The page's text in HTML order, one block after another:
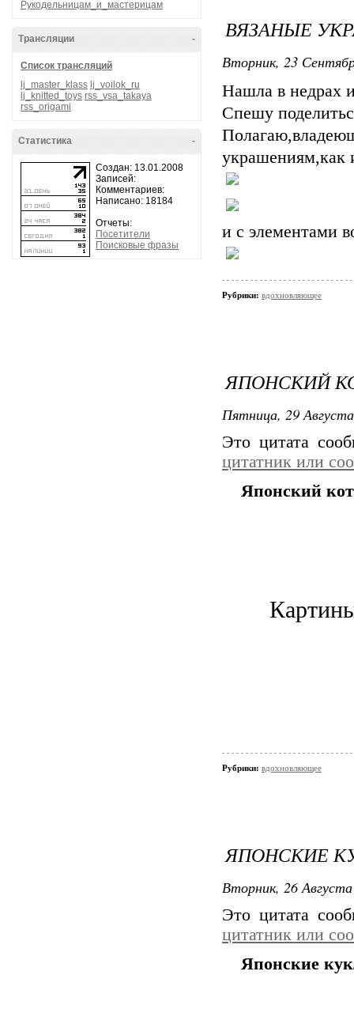
Рукодельницам_и_мастерицам
-
Трансляции
Список трансляций
lj_master_klass lj_voilok_ru
lj_knitted_toys rss_vsa_takaya
rss_origami
-
Статистика
Создан: 13.01.2008
Записей:
Комментариев:
Написано: 18184
Отчеты:
Посетители
Поисковые фразы
ВЯЗАНЫЕ
Вторник, 23
Нашла в недрах
Спешу
украшениям,как
и с элементами
Рубрики: вдохновляющее
ЯПОНСКИЙ
Пятница, 29
Это цитата
цитатник или
Японский кот
Рубрики: вдохновляющее
ЯПОНСКИЕ
Вторник, 26
Это цитата
цитатник или
Японские